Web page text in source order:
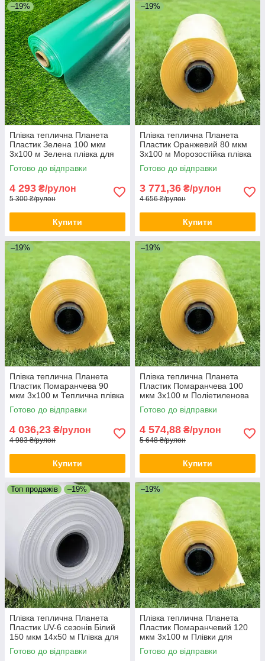
–19%
Плівка теплична Планета
Пластик Зелена 100 мкм
3х100 м Зелена плівка для
теплиць
Готово до відправки
4 293 ₴/рулон
5 300 ₴/рулон
Купити
–19%
Плівка теплична Планета
Пластик Оранжевий 80 мкм
3х100 м Морозостійка плівка
для теплиць Плівка для
теплиці
Готово до відправки
3 771,36 ₴/рулон
4 656 ₴/рулон
Купити
–19%
Плівка теплична Планета
Пластик Помаранчева 90
мкм 3х100 м Теплична плівка
для фермерів Плівка
покривна
Готово до відправки
4 036,23 ₴/рулон
4 983 ₴/рулон
Купити
–19%
Плівка теплична Планета
Пластик Помаранчева 100
мкм 3х100 м Поліетиленова
плівка для теплиць
Готово до відправки
4 574,88 ₴/рулон
5 648 ₴/рулон
Купити
Топ продажів –19%
Плівка теплична Планета
Пластик UV-6 сезонів Білий
150 мкм 14х50 м Плівка для
промислових теплиць
Готово до відправки
–19%
Плівка теплична Планета
Пластик Помаранчевий 120
мкм 3х100 м Плівки для
теплиць Міцна плівка для
теплиць
Готово до відправки